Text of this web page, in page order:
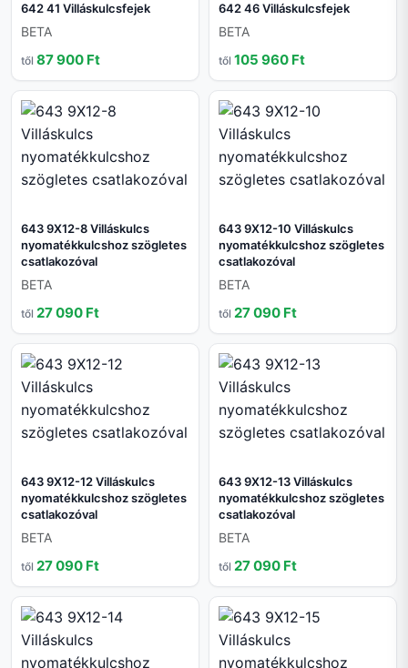
642 41 Villáskulcsfejek
BETA
től 87 900 Ft
642 46 Villáskulcsfejek
BETA
től 105 960 Ft
643 9X12-8 Villáskulcs
nyomatékkulcshoz szögletes
csatlakozóval
BETA
től 27 090 Ft
643 9X12-10 Villáskulcs
nyomatékkulcshoz szögletes
csatlakozóval
BETA
től 27 090 Ft
643 9X12-12 Villáskulcs
nyomatékkulcshoz szögletes
csatlakozóval
BETA
től 27 090 Ft
643 9X12-13 Villáskulcs
nyomatékkulcshoz szögletes
csatlakozóval
BETA
től 27 090 Ft